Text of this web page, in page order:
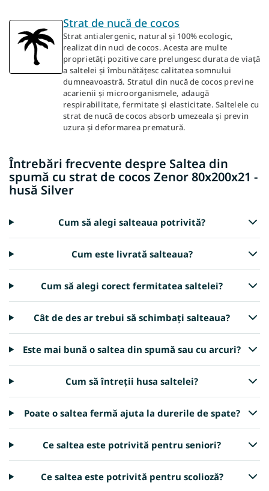
Strat de nucă de cocos
Strat antialergenic, natural și 100% ecologic,
realizat din nuci de cocos. Acesta are multe
proprietăți pozitive care prelungesc durata de viață
a saltelei și îmbunătățesc calitatea somnului
dumneavoastră. Stratul din nucă de cocos previne
acarienii și microorganismele, adaugă
respirabilitate, fermitate și elasticitate. Saltelele cu
strat de nucă de cocos absorb umezeala și previn
uzura și deformarea prematură.
Întrebări frecvente despre Saltea din
spumă cu strat de cocos Zenor 80x200x21 -
husă Silver
Cum să alegi salteaua potrivită?
Cum este livrată salteaua?
Cum să alegi corect fermitatea saltelei?
Cât de des ar trebui să schimbați salteaua?
Este mai bună o saltea din spumă sau cu arcuri?
Cum să întreții husa saltelei?
Poate o saltea fermă ajuta la durerile de spate?
Ce saltea este potrivită pentru seniori?
Ce saltea este potrivită pentru scolioză?